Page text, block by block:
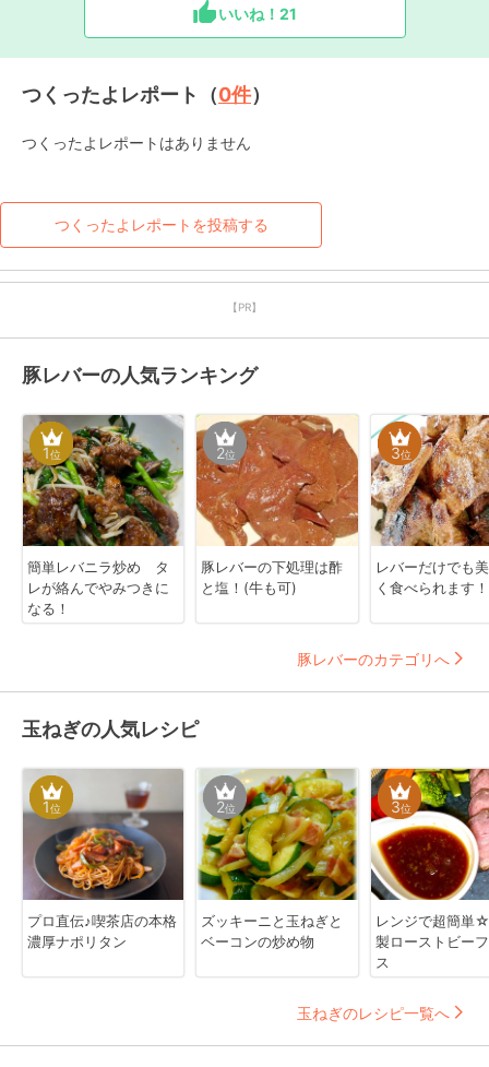
いいね！ 21
つくったよレポート（0件）
つくったよレポートはありません
つくったよレポートを投稿する
【PR】
豚レバーの人気ランキング
1位
簡単レバニラ炒め タ
レが絡んでやみつきに
なる！
2位
豚レバーの下処理は酢
と塩！(牛も可)
3位
レバーだけでも
く食べられます！
豚レバーのカテゴリへ
玉ねぎの人気レシピ
1位
プロ直伝♪喫茶店の本格
濃厚ナポリタン
2位
ズッキーニと玉ねぎと
ベーコンの炒め物
3位
レンジで超簡単
製ローストビー
ス
玉ねぎのレシピ一覧へ